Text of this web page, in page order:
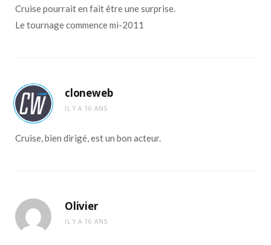
Cruise pourrait en fait être une surprise.
Le tournage commence mi-2011
cloneweb
IL Y A 16 ANS
Cruise, bien dirigé, est un bon acteur.
Olivier
IL Y A 16 ANS